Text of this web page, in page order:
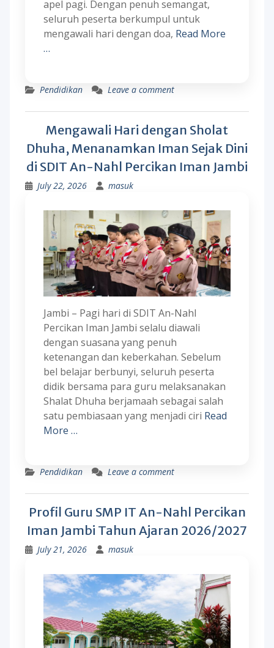
apel pagi. Dengan penuh semangat,
seluruh peserta berkumpul untuk
mengawali hari dengan doa, Read More
…
Pendidikan Leave a comment
Mengawali Hari dengan Sholat
Dhuha, Menanamkan Iman Sejak Dini
di SDIT An-Nahl Percikan Iman Jambi
July 22, 2026 masuk
Jambi – Pagi hari di SDIT An-Nahl
Percikan Iman Jambi selalu diawali
dengan suasana yang penuh
ketenangan dan keberkahan. Sebelum
bel belajar berbunyi, seluruh peserta
didik bersama para guru melaksanakan
Shalat Dhuha berjamaah sebagai salah
satu pembiasaan yang menjadi ciri Read
More …
Pendidikan Leave a comment
Profil Guru SMP IT An-Nahl Percikan
Iman Jambi Tahun Ajaran 2026/2027
July 21, 2026 masuk